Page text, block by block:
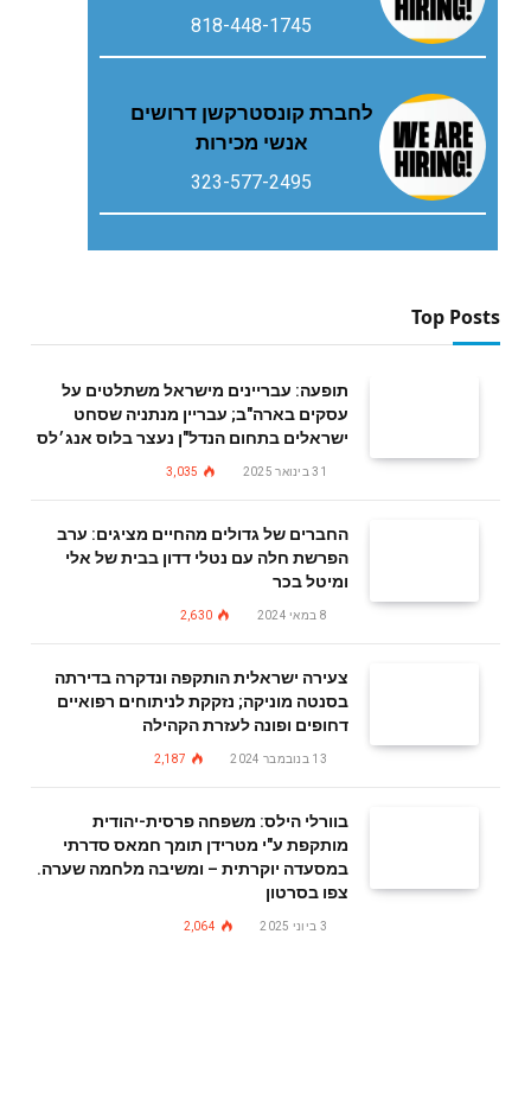
818-448-1745
לחברת קונסטרקשן דרושים
אנשי מכירות
323-577-2495
Top Posts
תופעה: עבריינים מישראל משתלטים על
עסקים בארה"ב; עבריין מנתניה שסחט
ישראלים בתחום הנדל"ן נעצר בלוס אנג׳לס
31 בינואר 2025 3,035
החברים של גדולים מהחיים מציגים: ערב
הפרשת חלה עם נטלי דדון בבית של אלי
ומיטל בכר
8 במאי 2024 2,630
צעירה ישראלית הותקפה ונדקרה בדירתה
בסנטה מוניקה; נזקקת לניתוחים רפואיים
דחופים ופונה לעזרת הקהילה
13 בנובמבר 2024 2,187
בוורלי הילס: משפחה פרסית-יהודית
מותקפת ע"י מטרידן תומך חמאס סדרתי
במסעדה יוקרתית – ומשיבה מלחמה שערה.
צפו בסרטון
3 ביוני 2025 2,064